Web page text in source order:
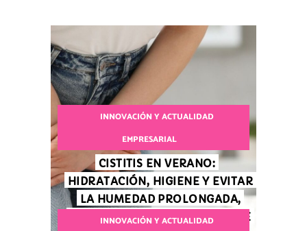
INNOVACIÓN Y ACTUALIDAD
EMPRESARIAL
CISTITIS EN VERANO:
HIDRATACIÓN, HIGIENE Y EVITAR
LA HUMEDAD PROLONGADA,
CLAVES PARA PREVENIR UNA DE
INNOVACIÓN Y ACTUALIDAD